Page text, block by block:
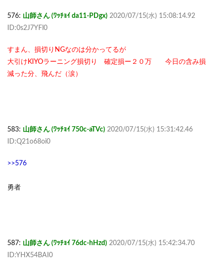
576: 山師さん (ﾜｯﾁｮｲ da11-PDgx) 2020/07/15(水) 15:08:14.92
ID:0s2J7YFl0
すまん、損切りNGなのは分かってるが
大引けKIYOラーニング損切り 確定損ー２０万 今日の含み損
減った分、飛んだ（涙）
583: 山師さん (ﾜｯﾁｮｲ 750c-aTVc) 2020/07/15(水) 15:31:42.46
ID:Q21o68oi0
>>576
勇者
587: 山師さん (ﾜｯﾁｮｲ 76dc-hHzd) 2020/07/15(水) 15:42:34.70
ID:YHX54BAI0